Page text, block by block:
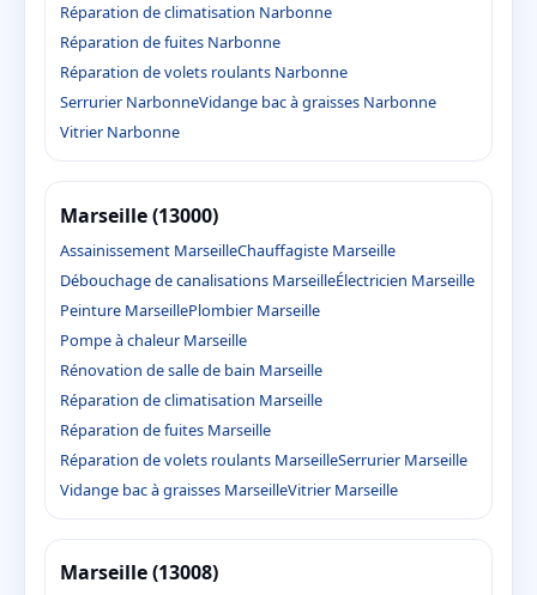
Réparation de climatisation Narbonne
Réparation de fuites Narbonne
Réparation de volets roulants Narbonne
Serrurier NarbonneVidange bac à graisses Narbonne
Vitrier Narbonne
Marseille (13000)
Assainissement MarseilleChauffagiste Marseille
Débouchage de canalisations MarseilleÉlectricien Marseille
Peinture MarseillePlombier Marseille
Pompe à chaleur Marseille
Rénovation de salle de bain Marseille
Réparation de climatisation Marseille
Réparation de fuites Marseille
Réparation de volets roulants MarseilleSerrurier Marseille
Vidange bac à graisses MarseilleVitrier Marseille
Marseille (13008)